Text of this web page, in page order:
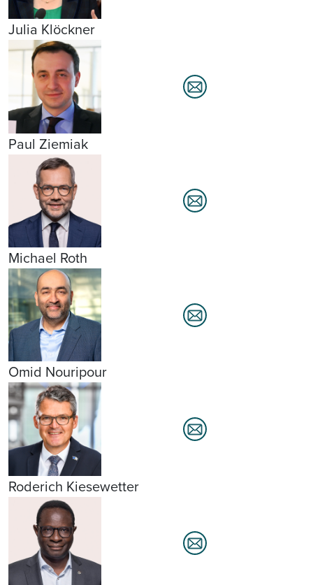
Julia Klöckner
Paul Ziemiak
Michael Roth
Omid Nouripour
Roderich Kiesewetter